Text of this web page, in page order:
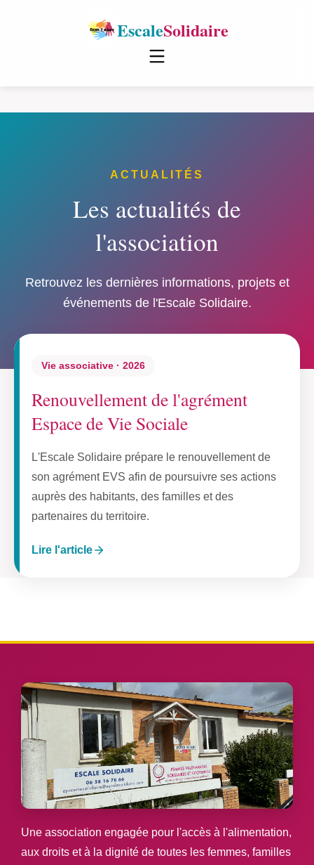
EscaleSolidaire
ACTUALITÉS
Les actualités de
l'association
Retrouvez les dernières informations, projets et
événements de l'Escale Solidaire.
Vie associative · 2026
Renouvellement de l'agrément
Espace de Vie Sociale
L'Escale Solidaire prépare le renouvellement de
son agrément EVS afin de poursuivre ses actions
auprès des habitants, des familles et des
partenaires du territoire.
Lire l'article
Une association engagée pour l'accès à l'alimentation,
aux droits et à la dignité de toutes les femmes, familles